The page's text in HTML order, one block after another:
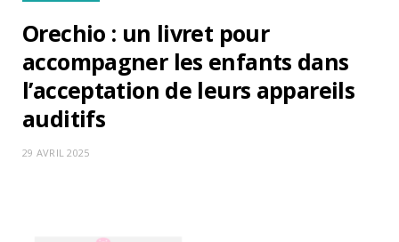
Orechio : un livret pour
accompagner les enfants dans
l’acceptation de leurs appareils
auditifs
29 AVRIL 2025